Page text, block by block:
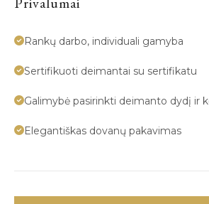
Rankų darbo, individuali gamyba
Sertifikuoti deimantai su sertifikatu
Galimybė pasirinkti deimanto dydį ir
Elegantiškas dovanų pakavimas